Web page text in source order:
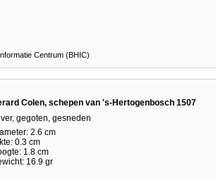
Centrum (BHIC)
Colen, schepen van 's-Hertogenbosch 1507
gegoten, gesneden
2.6 cm
0.3 cm
1.8 cm
16.9 gr